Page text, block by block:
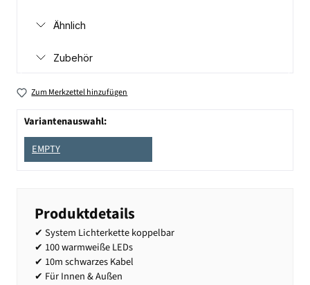
Ähnlich
Zubehör
Zum Merkzettel hinzufügen
Variantenauswahl:
EMPTY
Produktdetails
✔ System Lichterkette koppelbar
✔ 100 warmweiße LEDs
✔ 10m schwarzes Kabel
✔ Für Innen & Außen